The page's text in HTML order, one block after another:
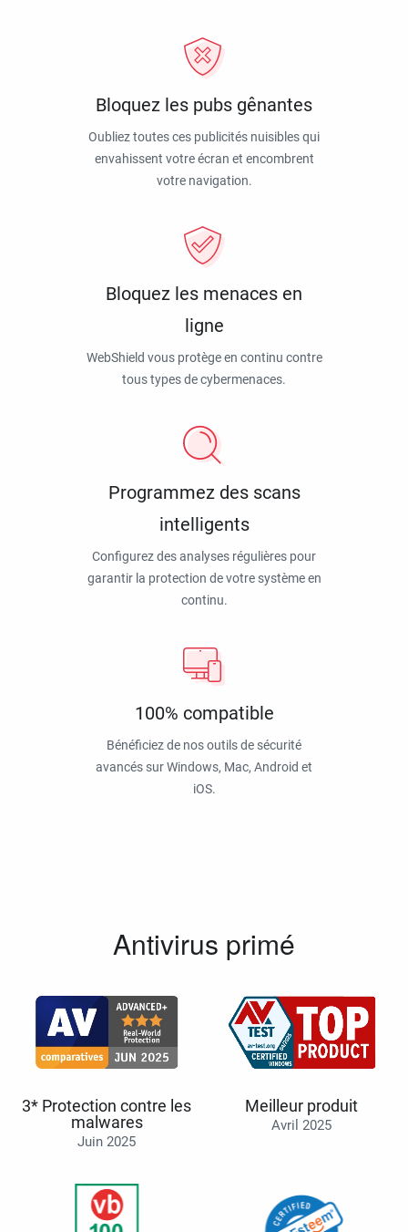
Bloquez les pubs gênantes
Oubliez toutes ces publicités nuisibles qui
envahissent votre écran et encombrent
votre navigation.
Bloquez les menaces en
ligne
WebShield vous protège en continu contre
tous types de cybermenaces.
Programmez des scans
intelligents
Configurez des analyses régulières pour
garantir la protection de votre système en
continu.
100% compatible
Bénéficiez de nos outils de sécurité
avancés sur Windows, Mac, Android et
iOS.
Antivirus primé
3* Protection contre les
malwares
Juin 2025
Meilleur produit
Avril 2025